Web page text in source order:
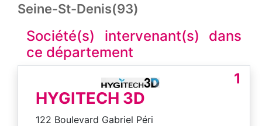
Seine-St-Denis(93)
Société(s) intervenant(s) dans
ce département
1
HYGITECH 3D
122 Boulevard Gabriel Péri